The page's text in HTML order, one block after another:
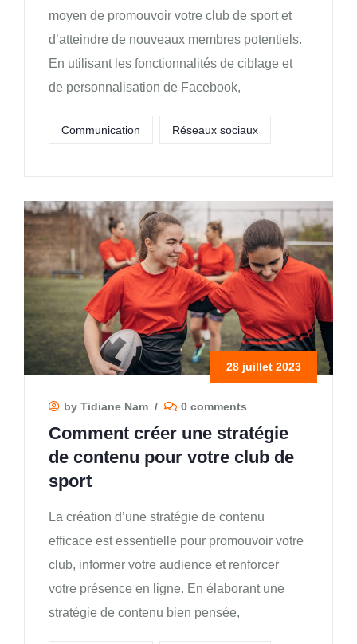
moyen de promouvoir votre club de sport et
d’atteindre de nouveaux membres potentiels.
En utilisant les fonctionnalités de ciblage et
de personnalisation de Facebook,
Communication Réseaux sociaux
28 juillet 2023
by Tidiane Nam / 0 comments
Comment créer une stratégie
de contenu pour votre club de
sport
La création d’une stratégie de contenu
efficace est essentielle pour promouvoir votre
club, informer votre audience et renforcer
votre présence en ligne. En élaborant une
stratégie de contenu bien pensée,